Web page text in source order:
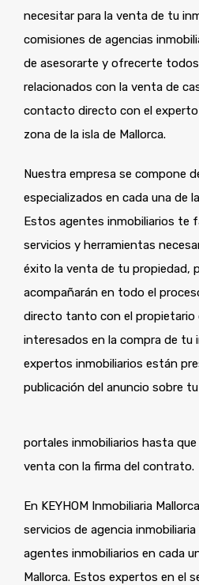
necesitar para la venta de tu
comisiones de agencias
de asesorarte y ofrecerte
relacionados con la venta de
contacto directo con el experto
zona de la isla de Mallorca.
Nuestra empresa se compone
especializados en cada una de
Estos agentes inmobiliarios te
servicios y herramientas
éxito la venta de tu propiedad,
acompañarán en todo el
directo tanto con el propietario
interesados en la compra de tu
expertos inmobiliarios están
publicación del anuncio sobre
portales inmobiliarios hasta
venta con la firma del contrato.
En KEYHOM Inmobiliaria
servicios de agencia
agentes inmobiliarios en cada
Mallorca. Estos expertos en el